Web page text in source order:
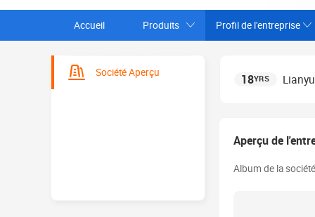
Accueil Produits Profil de l'entreprise
Société Aperçu 18YRS
Aperçu de
Album de la société